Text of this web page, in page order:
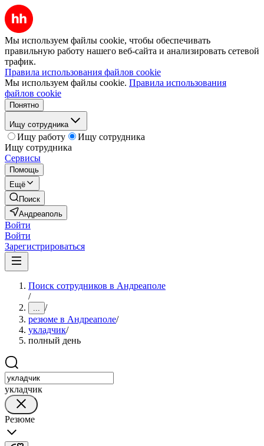
Мы используем файлы cookie, чтобы обеспечивать
правильную работу нашего веб-сайта и анализировать сетевой
трафик.
Правила использования файлов cookie
Мы используем файлы cookie. Правила использования
файлов cookie
Понятно
Ищу сотрудника
Ищу работу
Ищу сотрудника
Ищу сотрудника
Сервисы
Помощь
Ещё
Поиск
Андреаполь
Войти
Войти
Зарегистрироваться
Поиск сотрудников в Андреаполе
/
... /
резюме в Андреаполе/
укладчик/
полный день
укладчик
Резюме